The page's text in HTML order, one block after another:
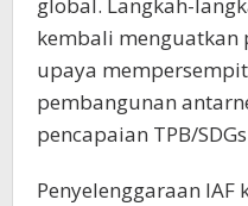
global. Langkah-
kembali menguatkan
upaya
pembangunan
pencapaian TPB/
Penyelenggaraan IAF